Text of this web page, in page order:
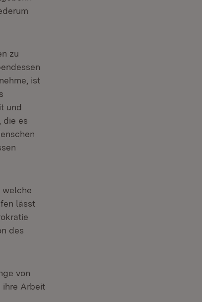
zu
ist
und
die es
welche
lässt
des
von
ihre Arbeit